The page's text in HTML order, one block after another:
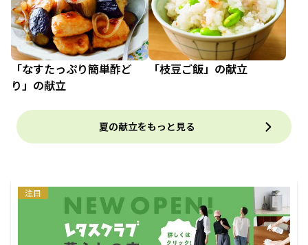
「なすたっぷり簡単酢ど
り」の献立
「枝豆ご飯」の献立
夏の献立をもっと見る
注目